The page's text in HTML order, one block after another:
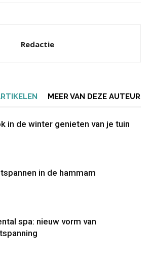
Redactie
MEER VAN DEZE AUTEUR
in de winter genieten van je tuin
in de hammam
spa: nieuw vorm van